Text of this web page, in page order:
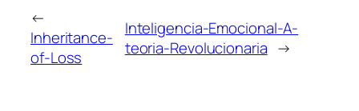
←
Inheritance-
of-Loss
Inteligencia-Emocional-A-
teoria-Revolucionaria →